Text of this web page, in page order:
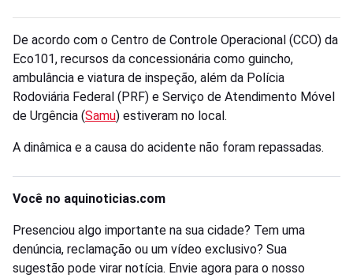
De acordo com o Centro de Controle Operacional (CCO) da
Eco101, recursos da concessionária como guincho,
ambulância e viatura de inspeção, além da Polícia
Rodoviária Federal (PRF) e Serviço de Atendimento Móvel
de Urgência (Samu) estiveram no local.
A dinâmica e a causa do acidente não foram repassadas.
Você no aquinoticias.com
Presenciou algo importante na sua cidade? Tem uma
denúncia, reclamação ou um vídeo exclusivo? Sua
sugestão pode virar notícia. Envie agora para o nosso